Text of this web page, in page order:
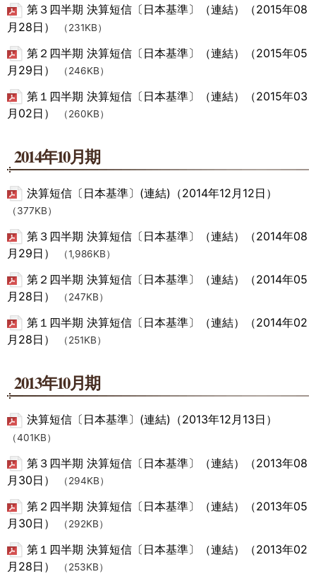
第３四半期 決算短信〔日本基準〕（連結）（2015年08
月28日）
（231KB）
第２四半期 決算短信〔日本基準〕（連結）（2015年05
月29日）
（246KB）
第１四半期 決算短信〔日本基準〕（連結）（2015年03
月02日）
（260KB）
2014年10月期
決算短信〔日本基準〕(連結)（2014年12月12日）
（377KB）
第３四半期 決算短信〔日本基準〕（連結）（2014年08
月29日）
（1,986KB）
第２四半期 決算短信〔日本基準〕（連結）（2014年05
月28日）
（247KB）
第１四半期 決算短信〔日本基準〕（連結）（2014年02
月28日）
（251KB）
2013年10月期
決算短信〔日本基準〕(連結)（2013年12月13日）
（401KB）
第３四半期 決算短信〔日本基準〕（連結）（2013年08
月30日）
（294KB）
第２四半期 決算短信〔日本基準〕（連結）（2013年05
月30日）
（292KB）
第１四半期 決算短信〔日本基準〕（連結）（2013年02
月28日）
（253KB）